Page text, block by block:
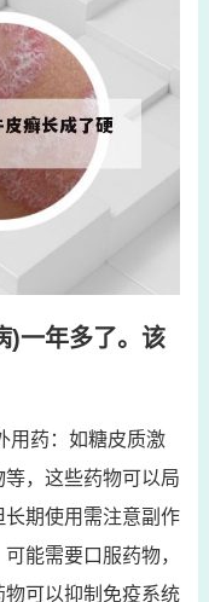
)一年多了。该
用药：如糖皮质激
，这些药物可以局
期使用需注意副作
能需要口服药物，
可以抑制免疫系统